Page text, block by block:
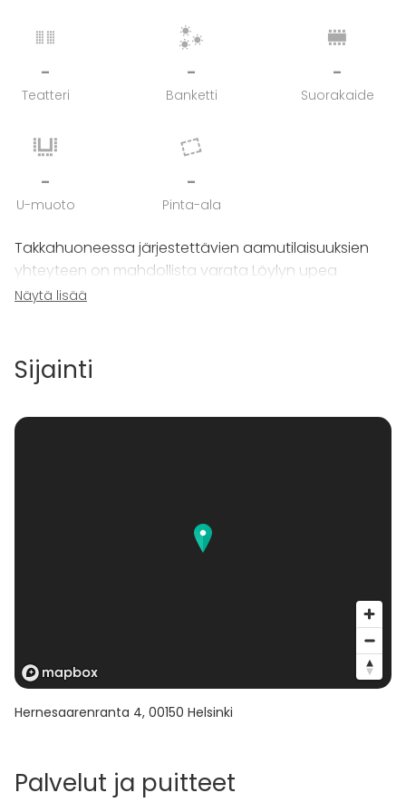
-
Teatteri
-
Banketti
-
Suorakaide
-
U-muoto
-
Pinta-ala
Takkahuoneessa järjestettävien aamutilaisuuksien
yhteyteen on mahdollista varata Löylyn upea
privaattisauna, jonka lauteille mahtuu ~10 henkeä
Näytä lisää
Sijainti
Hernesaarenranta 4, 00150 Helsinki
Palvelut ja puitteet